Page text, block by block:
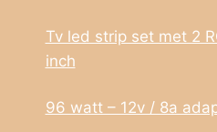
Tv led strip set met 2
inch
96 watt – 12v / 8a